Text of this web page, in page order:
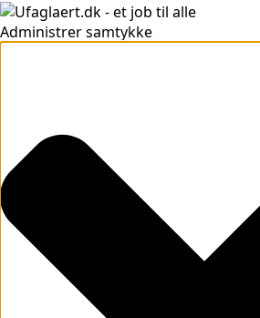
Administrer samtykke